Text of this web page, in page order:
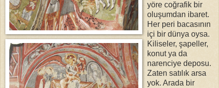
yöre coğrafik bir
oluşumdan ibaret.
Her peri bacasının
içi bir dünya oysa.
Kiliseler, şapeller,
konut ya da
narenciye deposu.
Zaten satılık arsa
yok. Arada bir